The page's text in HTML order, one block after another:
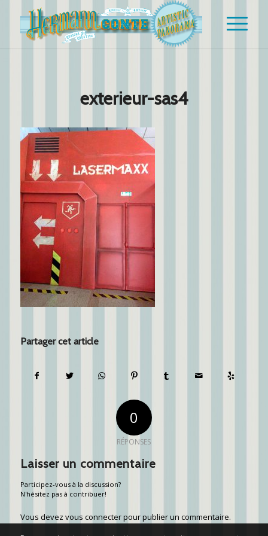
exterieur-sas4
Partager cet article
0
RÉPONSES
Laisser un commentaire
Participez-vous à la discussion?
N'hésitez pas à contribuer!
Vous devez vous connecterpour publier un commentaire.